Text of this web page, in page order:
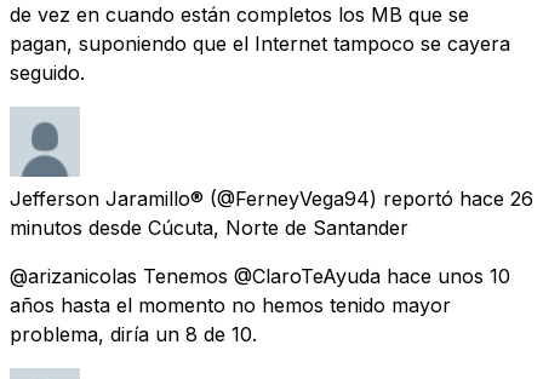
de vez en cuando están completos los MB que se
pagan, suponiendo que el Internet tampoco se cayera
seguido.
Jefferson Jaramillo® (@FerneyVega94) reportó hace 26
minutos desde Cúcuta, Norte de Santander
@arizanicolas Tenemos @ClaroTeAyuda hace unos 10
años hasta el momento no hemos tenido mayor
problema, diría un 8 de 10.